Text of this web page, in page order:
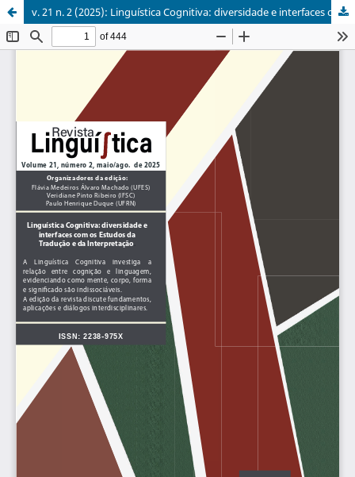
v. 21 n. 2 (2025): Linguística Cognitiva: diversidade e interfaces com os Estudos da Tradução e da Interpretação